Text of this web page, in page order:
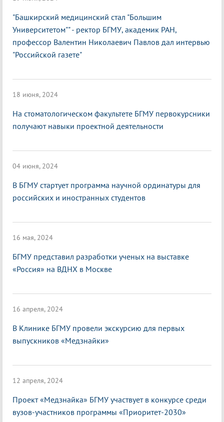
"Башкирский медицинский стал "Большим
Университетом"" - ректор БГМУ, академик РАН,
профессор Валентин Николаевич Павлов дал интервью
"Российской газете"
18 июня, 2024
На стоматологическом факультете БГМУ первокурсники
получают навыки проектной деятельности
04 июня, 2024
В БГМУ стартует программа научной ординатуры для
российских и иностранных студентов
16 мая, 2024
БГМУ представил разработки ученых на выставке
«Россия» на ВДНХ в Москве
16 апреля, 2024
В Клинике БГМУ провели экскурсию для первых
выпускников «Медзнайки»
12 апреля, 2024
Проект «Медзнайка» БГМУ участвует в конкурсе среди
вузов-участников программы «Приоритет-2030»